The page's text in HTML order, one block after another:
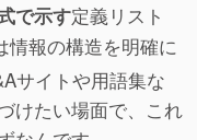
で示す定義リスト
情報の構造を明確に
サイトや用語集な
けたい場面で、これ